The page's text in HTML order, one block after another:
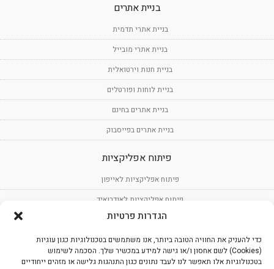
הגדרות פרטיות
כדי להעניק את החוויה הטובה ביותר, אנו משתמשים בטכנולוגיות כגון עוגיות
(Cookies) לשם אחסון ו/או גישה למידע במכשיר שלך. הסכמה לשימוש
בטכנולוגיות אלו תאפשר לנו לעבד נתונים כגון התנהגות גלישה או מזהים ייחודיים
בניית אתרים
בניית אתרי תדמית
בניית אתרי מובייל
בניית חנות וירטואלית
בניית לוחות ופורטלים
בניית אתרים בחינם
בניית אתרים בפייסבוק
פיתוח אפליקציות
פיתוח אפליקציות לאייפון
פיתוח אפליקציות לאנדרואיד
פיתוח תוכנה
עיצוב אפליקציות